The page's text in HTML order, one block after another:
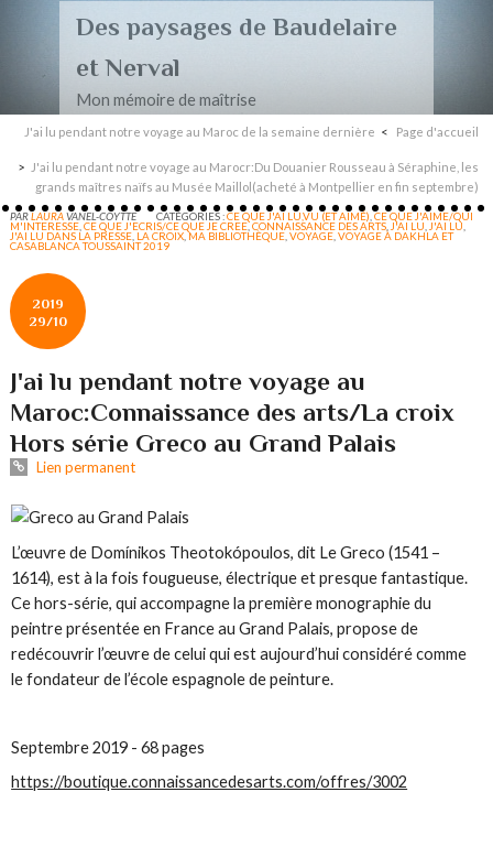
Des paysages de Baudelaire
et Nerval
Mon mémoire de maîtrise
J'ai lu pendant notre voyage au Maroc de la semaine dernière Page d'accueil
J'ai lu pendant notre voyage au Marocr:Du Douanier Rousseau à Séraphine, les
grands maîtres naïfs au Musée Maillol(acheté à Montpellier en fin septembre)
PARLAURAVANEL-COYTTE CATÉGORIES :CE QUE J'AI LU,VU (ET AIMÉ) ,CE QUE J'AIME/QUI
M'INTERESSE ,CE QUE J'ECRIS/CE QUE JE CREE,CONNAISSANCE DES ARTS J'AI LU J'AI LU
J'AI LU DANS LA PRESSE LA CROIX ,MA BIBLIOTHÈQUE ,VOYAGE ,VOYAGE À DAKHLA ET
CASABLANCA TOUSSAINT 2019
2019
29/10
J'ai lu pendant notre voyage au
Maroc:Connaissance des arts/La croix
Hors série Greco au Grand Palais
Lien permanent
L’œuvre de Domínikos Theotokópoulos, dit Le Greco (1541 –
1614), est à la fois fougueuse, électrique et presque fantastique.
Ce hors-série, qui accompagne la première monographie du
peintre présentée en France au Grand Palais, propose de
redécouvrir l’œuvre de celui qui est aujourd’hui considéré comme
le fondateur de l’école espagnole de peinture.
Septembre 2019 - 68 pages
https://boutique.connaissancedesarts.com/offres/3002